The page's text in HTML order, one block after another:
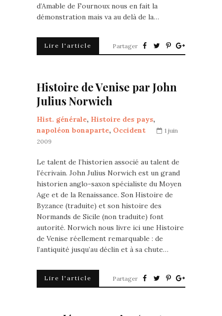
d’Amable de Fournoux nous en fait la
démonstration mais va au delà de la…
Lire l'article Partager
Histoire de Venise par John
Julius Norwich
Hist. générale, Histoire des pays,
napoléon bonaparte, Occident
1 juin
2009
Le talent de l’historien associé au talent de
l’écrivain. John Julius Norwich est un grand
historien anglo-saxon spécialiste du Moyen
Age et de la Renaissance. Son Histoire de
Byzance (traduite) et son histoire des
Normands de Sicile (non traduite) font
autorité. Norwich nous livre ici une Histoire
de Venise réellement remarquable : de
l’antiquité jusqu’au déclin et à sa chute…
Lire l'article Partager